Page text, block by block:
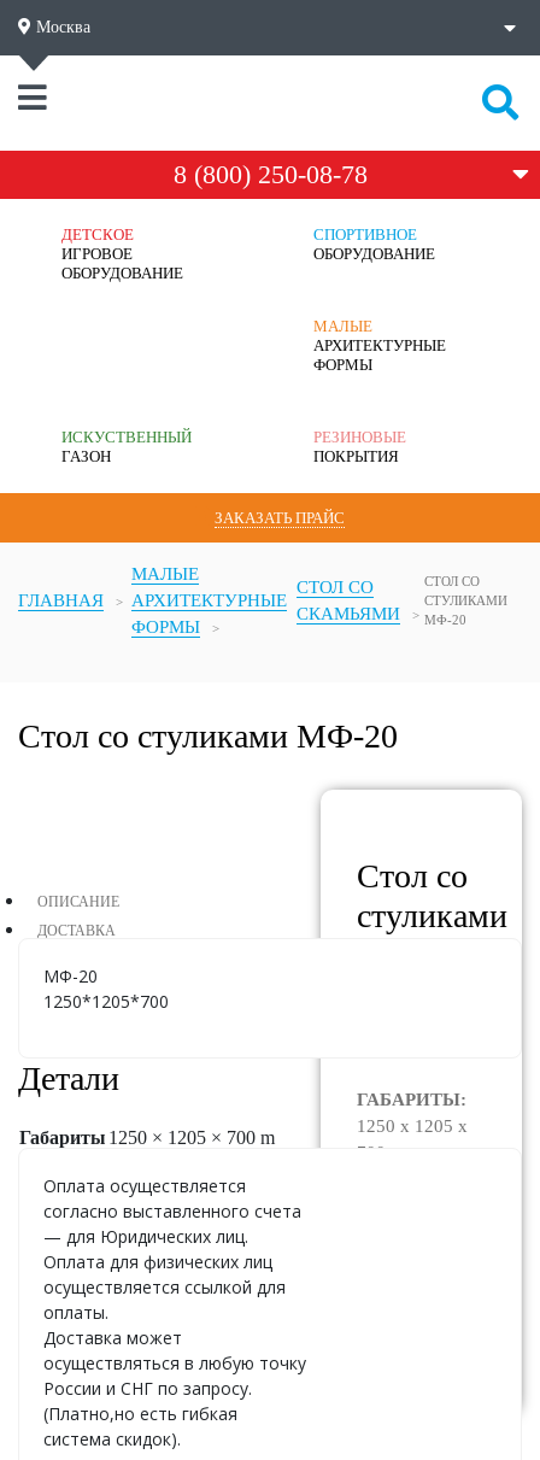
Москва
8 (800) 250-08-78
ДЕТСКОЕ
ИГРОВОЕ
ОБОРУДОВАНИЕ
СПОРТИВНОЕ
ОБОРУДОВАНИЕ
МАЛЫЕ
АРХИТЕКТУРНЫЕ
ФОРМЫ
ИСКУСТВЕННЫЙ
ГАЗОН
РЕЗИНОВЫЕ
ПОКРЫТИЯ
ЗАКАЗАТЬ ПРАЙС
ГЛАВНАЯ
МАЛЫЕ
АРХИТЕКТУРНЫЕ
ФОРМЫ
СТОЛ СО
СКАМЬЯМИ
СТОЛ СО
СТУЛИКАМИ
МФ-20
Стол со стуликами МФ-20
Стол со
стуликами
ГАБАРИТЫ:
1250 x 1205 x
700
ОПИСАНИЕ
ДОСТАВКА
МФ-20
1250*1205*700
Детали
Габариты 1250 × 1205 × 700 m
Оплата осуществляется
согласно выставленного счета
— для Юридических лиц.
Оплата для физических лиц
осуществляется ссылкой для
оплаты.
Доставка может
осуществляться в любую точку
России и СНГ по запросу.
(Платно,но есть гибкая
система скидок).